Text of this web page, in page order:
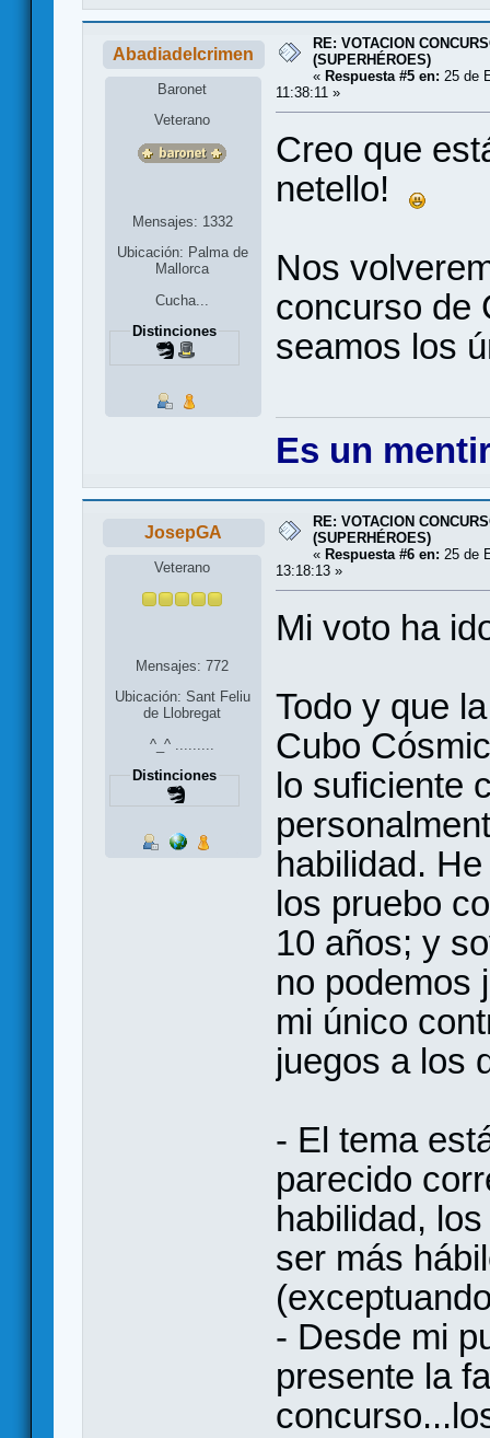
Abadiadelcrimen
Baronet
Veterano
Mensajes: 1332
Ubicación: Palma de
Mallorca
Cucha...
Distinciones
RE: VOTACION
(SUPERHÉROES)
« Respuesta #5 en: 25 de
11:38:11 »
Creo que
netello!
Nos
concurso
seamos los
Es un
JosepGA
Veterano
Mensajes: 772
Ubicación: Sant Feliu
de Llobregat
^_^ .........
Distinciones
RE: VOTACION
(SUPERHÉROES)
« Respuesta #6 en: 25 de
13:18:13 »
Mi voto ha
Todo y que
Cubo
lo suficiente
habilidad.
los pruebo
10 años; y
no podemos
mi único
juegos a los
- El tema
parecido
habilidad,
ser más
- Desde mi
presente la